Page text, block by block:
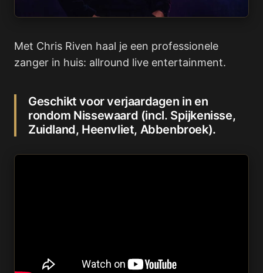
Met Chris Riven haal je een professionele
zanger in huis: allround live entertainment.
Geschikt voor verjaardagen in en
rondom Nissewaard (incl. Spijkenisse,
Zuidland, Heenvliet, Abbenbroek).